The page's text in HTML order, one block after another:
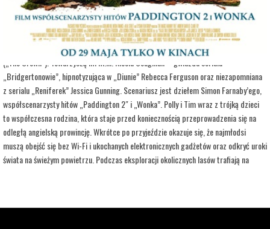
Spektakularna i pełna ciepła ekranizacja na podstawie uwielbianej serii książek dla
dzieci autorstwa Enit Blydon. W barwnej opowieści w role rodziców wcielają się
laureat Złotego Globu, nominowany do Oscara Andrew Garfield („Sztuka pięknego
życia”, „Spider Man: Bez drogi do domu”) oraz lauretka Złotego Globu Claire Foy
(„The Crown”). Towarzyszą im m.in. Nicola Coughlan – gwiazda serialu
„Bridgertonowie”, hipnotyzująca w „Diunie” Rebecca Ferguson oraz niezapomniana
z serialu „Reniferek” Jessica Gunning. Scenariusz jest dziełem Simon Farnaby’ego,
współscenarzysty hitów „Paddington 2″ i „Wonka”. Polly i Tim wraz z trójką dzieci
to współczesna rodzina, która staje przed koniecznością przeprowadzenia się na
odległą angielską prowincję. Wkrótce po przyjeździe okazuje się, że najmłodsi
muszą obejść się bez Wi-Fi i ukochanych elektronicznych gadżetów oraz odkryć uroki
świata na świeżym powietrzu. Podczas eksploracji okolicznych lasów trafiają na